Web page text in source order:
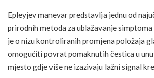
Epleyjev manevar predstavlja jednu od
prirodnih metoda za ublažavanje simptoma
je o nizu kontroliranih promjena položaja
omogućiti povrat pomaknutih čestica u
mjesto gdje više ne izazivaju lažni signal